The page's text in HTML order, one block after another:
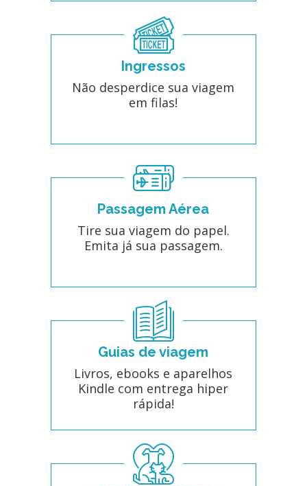
Ingressos
Não desperdice sua viagem
em filas!
Passagem Aérea
Tire sua viagem do papel.
Emita já sua passagem.
Guias de viagem
Livros, ebooks e aparelhos
Kindle com entrega hiper
rápida!